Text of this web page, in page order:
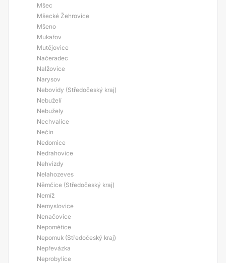
Mšec
Mšecké Žehrovice
Mšeno
Mukařov
Mutějovice
Načeradec
Nalžovice
Narysov
Nebovidy (Středočeský kraj)
Nebuželí
Nebužely
Nechvalice
Nečín
Nedomice
Nedrahovice
Nehvizdy
Nelahozeves
Němčice (Středočeský kraj)
Nemíž
Nemyslovice
Nenačovice
Nepoměřice
Nepomuk (Středočeský kraj)
Nepřevázka
Neprobylice